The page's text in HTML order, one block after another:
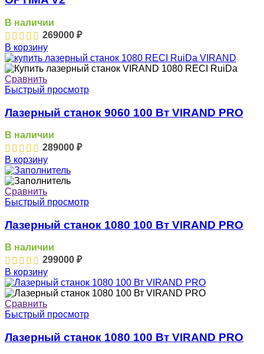
В наличии
269000 ₽
В корзину
Сравнить
Быстрый просмотр
Лазерный станок 9060 100 Вт VIRAND PRO
В наличии
289000 ₽
В корзину
Сравнить
Быстрый просмотр
Лазерный станок 1080 100 Вт VIRAND PRO
В наличии
299000 ₽
В корзину
Сравнить
Быстрый просмотр
Лазерный станок 1080 100 Вт VIRAND PRO